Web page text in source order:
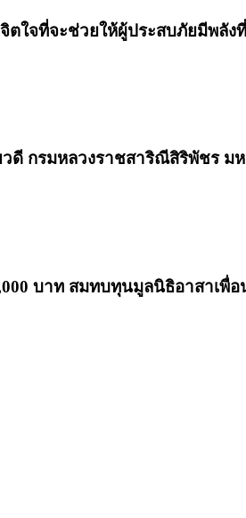
ตใจที่จะช่วยให้ผู้ประสบภัยมีพลั
ดี กรมหลวงราชสาริณีสิริพัชร
บาท สมทบทุนมูลนิธิอาสาเพื่อ